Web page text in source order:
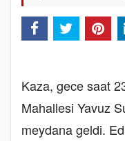
Kaza, gece saat
Mahallesi Yavuz
meydana geldi.